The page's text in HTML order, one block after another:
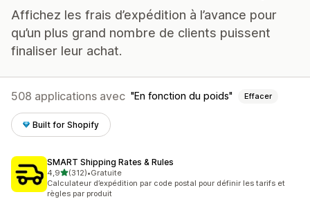
Affichez les frais d’expédition à l’avance pour
qu’un plus grand nombre de clients puissent
finaliser leur achat.
508 applications avec En fonction du poids Effacer
Built for Shopify
SMART Shipping Rates & Rules
4,9étoile(s) sur 5
(312)
312 avis au total
•Gratuite
Calculateur d’expédition par code postal pour définir les tarifs et
règles par produit